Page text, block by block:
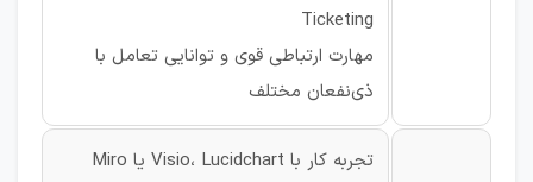
Ticketing
مهارت ارتباطی قوی و توانایی تعامل با
ذی‌نفعان مختلف
تجربه کار با Visio، Lucidchart یا Miro